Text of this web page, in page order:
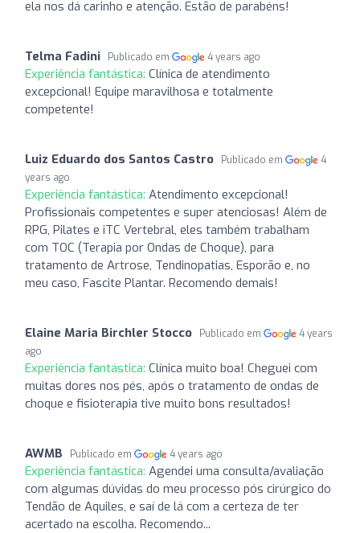
ela nos dá carinho e atenção. Estão de parabéns!
Telma Fadini Publicado em 4 years ago
Experiência fantástica: Clínica de atendimento
excepcional! Equipe maravilhosa e totalmente
competente!
Luiz Eduardo dos Santos Castro Publicado em
4
years ago
Experiência fantástica: Atendimento excepcional!
Profissionais competentes e super atenciosas! Além de
RPG, Pilates e iTC Vertebral, eles também trabalham
com TOC (Terapia por Ondas de Choque), para
tratamento de Artrose, Tendinopatias, Esporão e, no
meu caso, Fascite Plantar. Recomendo demais!
Elaine Maria Birchler Stocco Publicado em
4 years
ago
Experiência fantástica: Clínica muito boa! Cheguei com
muitas dores nos pés, após o tratamento de ondas de
choque e fisioterapia tive muito bons resultados!
AWMB Publicado em 4 years ago
Experiência fantástica: Agendei uma consulta/avaliação
com algumas dúvidas do meu processo pós cirúrgico do
Tendão de Aquiles, e saí de lá com a certeza de ter
acertado na escolha. Recomendo...